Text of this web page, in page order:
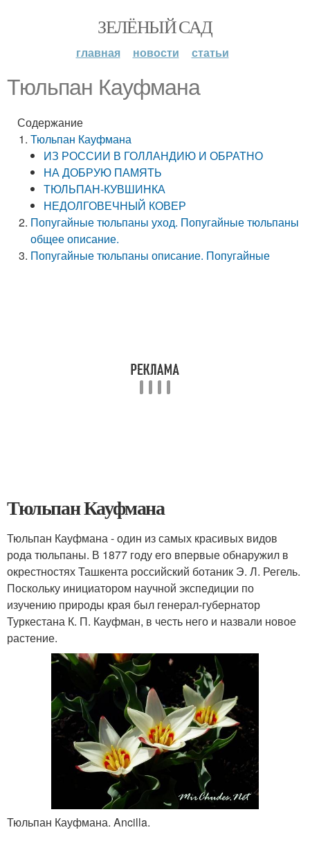
ЗЕЛЁНЫЙ САД
главная новости статьи
Тюльпан Кауфмана
Содержание
Тюльпан Кауфмана
ИЗ РОССИИ В ГОЛЛАНДИЮ И ОБРАТНО
НА ДОБРУЮ ПАМЯТЬ
ТЮЛЬПАН-КУВШИНКА
НЕДОЛГОВЕЧНЫЙ КОВЕР
Попугайные тюльпаны уход. Попугайные тюльпаны
общее описание.
Попугайные тюльпаны описание. Попугайные
Тюльпан Кауфмана
Тюльпан Кауфмана - один из самых красивых видов
рода тюльпаны. В 1877 году его впервые обнаружил в
окрестностях Ташкента российский ботаник Э. Л. Регель.
Поскольку инициатором научной экспедиции по
изучению природы края был генерал-губернатор
Туркестана К. П. Кауфман, в честь него и назвали новое
растение.
Тюльпан Кауфмана. Ancilla.